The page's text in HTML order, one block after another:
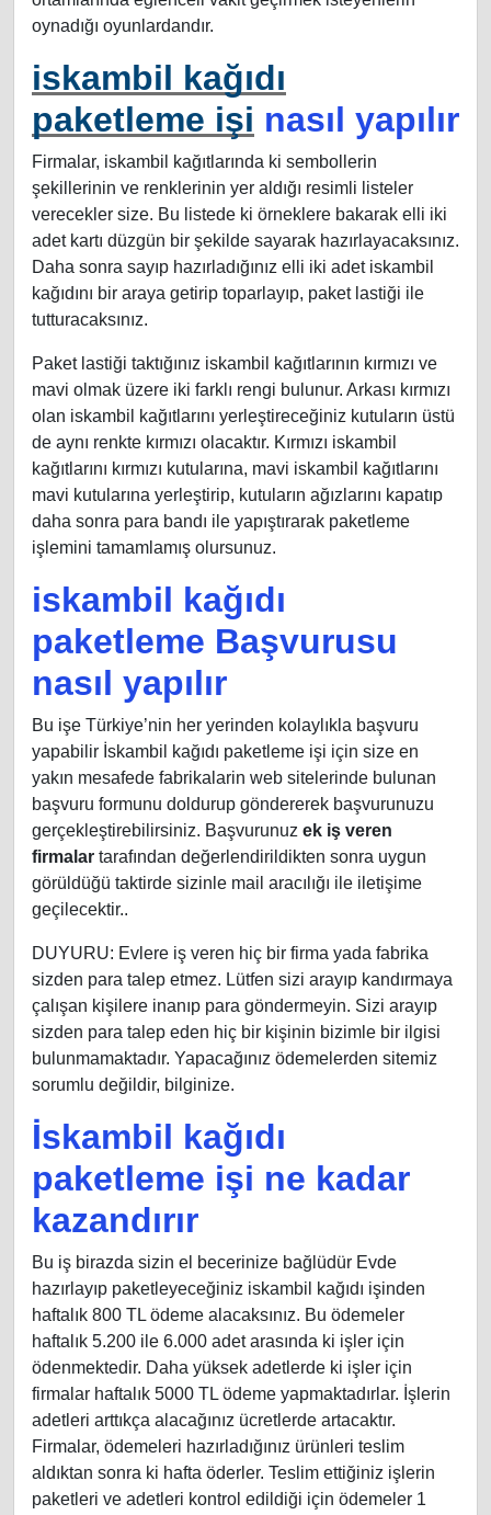
oynadığı oyunlardandır.
iskambil kağıdı
paketleme işi nasıl yapılır
Firmalar, iskambil kağıtlarında ki sembollerin
şekillerinin ve renklerinin yer aldığı resimli listeler
verecekler size. Bu listede ki örneklere bakarak elli iki
adet kartı düzgün bir şekilde sayarak hazırlayacaksınız.
Daha sonra sayıp hazırladığınız elli iki adet iskambil
kağıdını bir araya getirip toparlayıp, paket lastiği ile
tutturacaksınız.
Paket lastiği taktığınız iskambil kağıtlarının kırmızı ve
mavi olmak üzere iki farklı rengi bulunur. Arkası kırmızı
olan iskambil kağıtlarını yerleştireceğiniz kutuların üstü
de aynı renkte kırmızı olacaktır. Kırmızı iskambil
kağıtlarını kırmızı kutularına, mavi iskambil kağıtlarını
mavi kutularına yerleştirip, kutuların ağızlarını kapatıp
daha sonra para bandı ile yapıştırarak paketleme
işlemini tamamlamış olursunuz.
iskambil kağıdı
paketleme Başvurusu
nasıl yapılır
Bu işe Türkiye’nin her yerinden kolaylıkla başvuru
yapabilir İskambil kağıdı paketleme işi için size en
yakın mesafede fabrikalarin web sitelerinde bulunan
başvuru formunu doldurup göndererek başvurunuzu
gerçekleştirebilirsiniz. Başvurunuz ek iş veren
firmalar tarafından değerlendirildikten sonra uygun
görüldüğü taktirde sizinle mail aracılığı ile iletişime
geçilecektir..
DUYURU: Evlere iş veren hiç bir firma yada fabrika
sizden para talep etmez. Lütfen sizi arayıp kandırmaya
çalışan kişilere inanıp para göndermeyin. Sizi arayıp
sizden para talep eden hiç bir kişinin bizimle bir ilgisi
bulunmamaktadır. Yapacağınız ödemelerden sitemiz
sorumlu değildir, bilginize.
İskambil kağıdı
paketleme işi ne kadar
kazandırır
Bu iş birazda sizin el becerinize bağlüdür Evde
hazırlayıp paketleyeceğiniz iskambil kağıdı işinden
haftalık 800 TL ödeme alacaksınız. Bu ödemeler
haftalık 5.200 ile 6.000 adet arasında ki işler için
ödenmektedir. Daha yüksek adetlerde ki işler için
firmalar haftalık 5000 TL ödeme yapmaktadırlar. İşlerin
adetleri arttıkça alacağınız ücretlerde artacaktır.
Firmalar, ödemeleri hazırladığınız ürünleri teslim
aldıktan sonra ki hafta öderler. Teslim ettiğiniz işlerin
paketleri ve adetleri kontrol edildiği için ödemeler 1